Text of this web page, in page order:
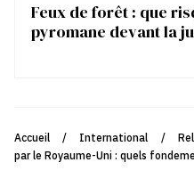
Feux de forêt : que
pyromane devant la
Accueil / International /
par le Royaume-Uni : quels